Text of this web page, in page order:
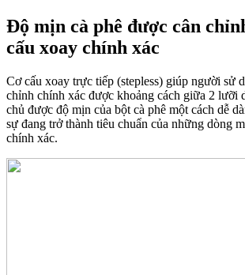
Độ mịn cà phê được cân
cấu xoay chính xác
Cơ cấu xoay trực tiếp (stepless) giúp người sử
chỉnh chính xác được khoảng cách giữa 2 lưỡi
chủ được độ mịn của bột cà phê một cách dễ
sự đang trở thành tiêu chuẩn của những dòng
chính xác.